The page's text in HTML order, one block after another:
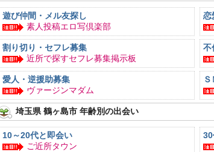
遊び仲間・メル友探し
素人投稿エロ写倶楽部
恋
割り切り・セフレ募集
近所で探すセフレ募集掲示板
不
愛人・逆援助募集
ヴァージンマダム
埼玉県 鶴ヶ島市 年齢別の出会い
10～20代と即会い
ご近所タウン